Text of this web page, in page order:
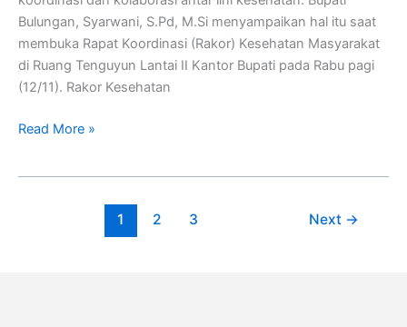
Bulungan, Syarwani, S.Pd, M.Si menyampaikan hal itu saat
membuka Rapat Koordinasi (Rakor) Kesehatan Masyarakat
di Ruang Tenguyun Lantai II Kantor Bupati pada Rabu pagi
(12/11). Rakor Kesehatan
Read More »
1 2 3 Next →